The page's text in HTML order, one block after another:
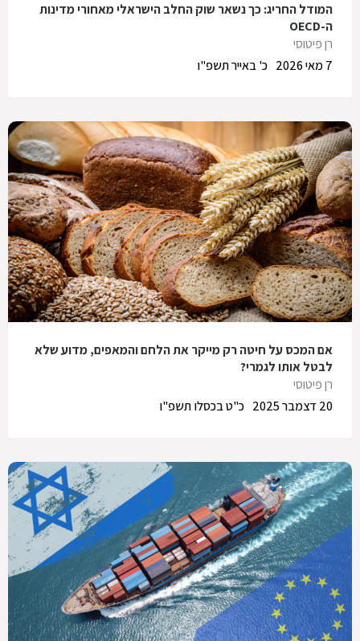
המודל החריג: כך נשאר שוק החלב הישראלי מאחורי מדינות
ה-OECD
רן פיטוסי
כ' באייר תשפ"ו
7 מאי 2026
אם המכס על חיטה רק מייקר את הלחם והמאפים, מדוע שלא
לבטל אותו לגמרי?
רן פיטוסי
כ"ט בכסלו תשפ"ו
20 דצמבר 2025